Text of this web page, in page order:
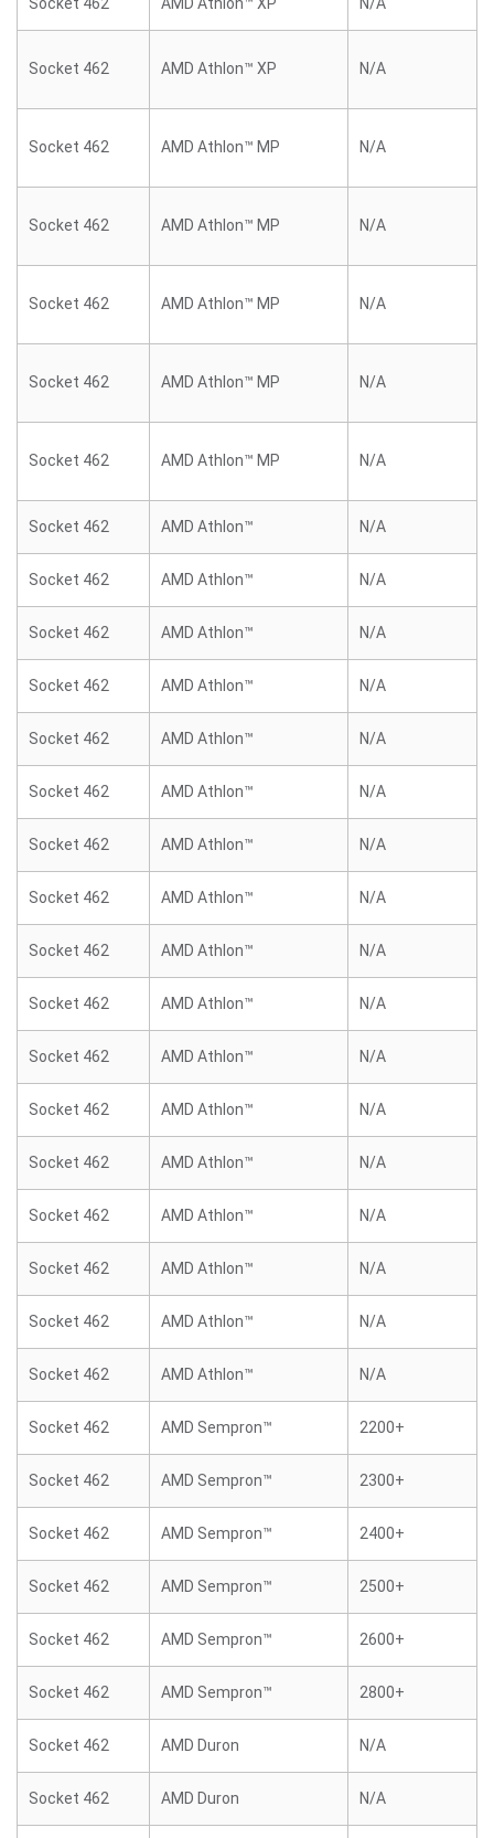
Socket 462 AMD Athlon™ XP N/A
Socket 462 AMD Athlon™ MP N/A
Socket 462 AMD Athlon™ MP N/A
Socket 462 AMD Athlon™ MP N/A
Socket 462 AMD Athlon™ MP N/A
Socket 462 AMD Athlon™ MP N/A
Socket 462 AMD Athlon™ N/A
Socket 462 AMD Athlon™ N/A
Socket 462 AMD Athlon™ N/A
Socket 462 AMD Athlon™ N/A
Socket 462 AMD Athlon™ N/A
Socket 462 AMD Athlon™ N/A
Socket 462 AMD Athlon™ N/A
Socket 462 AMD Athlon™ N/A
Socket 462 AMD Athlon™ N/A
Socket 462 AMD Athlon™ N/A
Socket 462 AMD Athlon™ N/A
Socket 462 AMD Athlon™ N/A
Socket 462 AMD Athlon™ N/A
Socket 462 AMD Athlon™ N/A
Socket 462 AMD Athlon™ N/A
Socket 462 AMD Athlon™ N/A
Socket 462 AMD Athlon™ N/A
Socket 462 AMD Sempron™ 2200+
Socket 462 AMD Sempron™ 2300+
Socket 462 AMD Sempron™ 2400+
Socket 462 AMD Sempron™ 2500+
Socket 462 AMD Sempron™ 2600+
Socket 462 AMD Sempron™ 2800+
Socket 462 AMD Duron N/A
Socket 462 AMD Duron N/A